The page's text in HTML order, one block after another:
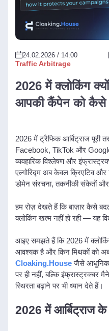
Traffic Arbitrage
24.02.2026 / 14:00
2026 में क्लोकिंग
आपकी कैंपेन को कैसे
2026 में ट्रैफिक आर्बिट्राज पूरी
Facebook, TikTok और
व्यवहारिक विश्लेषण और
एल्गोरिद्म अब केवल क्रिएटिव और
डोमेन संरचना, तकनीकी संकेतों और
हम रोज़ देखते हैं कि बाज़ार कैसे
क्लोकिंग खत्म नहीं हो रही — यह
आइए समझते हैं कि 2026 में
आवश्यक है और किन मिथकों को अब
Cloaking.Houseजैसे आधुनिक
पर ही नहीं, बल्कि
स्थिरता बढ़ाने पर भी ध्यान देते हैं।
2026 में आर्बिट्राज के